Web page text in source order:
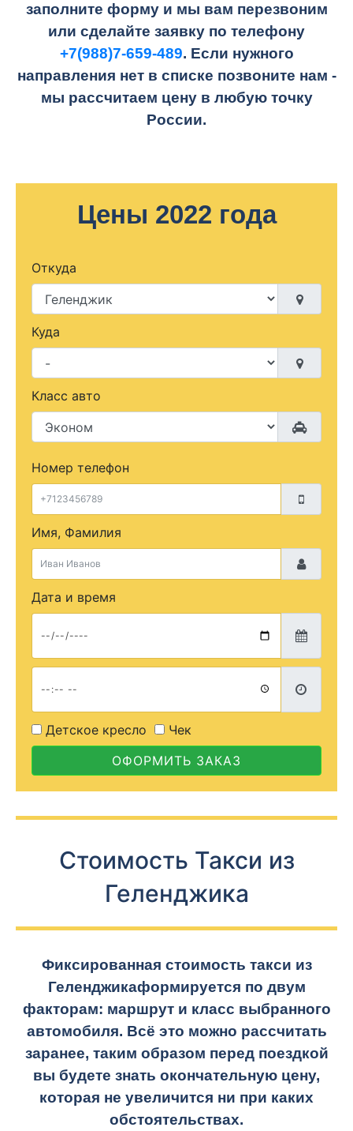
заполните форму и мы вам перезвоним
или сделайте заявку по телефону
+7(988)7-659-489. Если нужного
направления нет в списке позвоните нам -
мы рассчитаем цену в любую точку
России.
Цены 2022 года
Откуда
Куда
Класс авто
Номер телефон
Имя, Фамилия
Дата и время
Детское кресло
Чек
ОФОРМИТЬ ЗАКАЗ
Стоимость Такси из
Геленджика
Фиксированная стоимость такси из
Геленджикаформируется по двум
факторам: маршрут и класс выбранного
автомобиля. Всё это можно рассчитать
заранее, таким образом перед поездкой
вы будете знать окончательную цену,
которая не увеличится ни при каких
обстоятельствах.